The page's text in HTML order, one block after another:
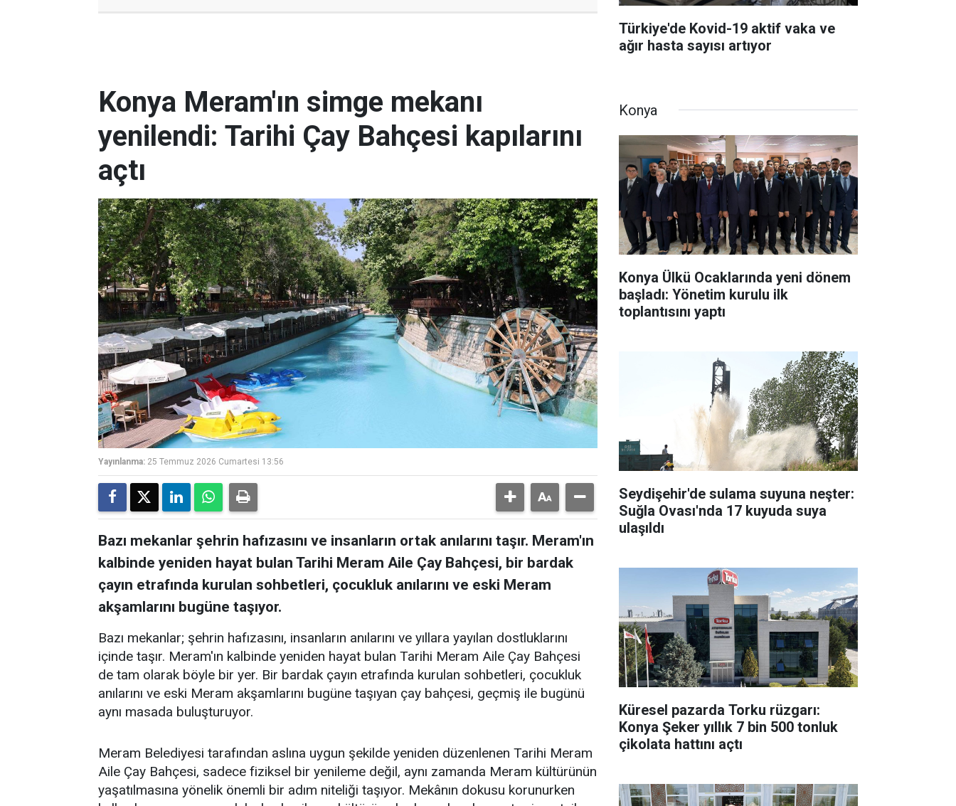
Türkiye'de Kovid-19 aktif vaka ve
ağır hasta sayısı artıyor
Konya Meram'ın simge mekanı
yenilendi: Tarihi Çay Bahçesi kapılarını
açtı
Yayınlanma: 25 Temmuz 2026 Cumartesi 13:56
Bazı mekanlar şehrin hafızasını ve insanların ortak anılarını taşır. Meram'ın
kalbinde yeniden hayat bulan Tarihi Meram Aile Çay Bahçesi, bir bardak
çayın etrafında kurulan sohbetleri, çocukluk anılarını ve eski Meram
akşamlarını bugüne taşıyor.
Bazı mekanlar; şehrin hafızasını, insanların anılarını ve yıllara yayılan dostluklarını
içinde taşır. Meram'ın kalbinde yeniden hayat bulan Tarihi Meram Aile Çay Bahçesi
de tam olarak böyle bir yer. Bir bardak çayın etrafında kurulan sohbetleri, çocukluk
anılarını ve eski Meram akşamlarını bugüne taşıyan çay bahçesi, geçmiş ile bugünü
aynı masada buluşturuyor.
Meram Belediyesi tarafından aslına uygun şekilde yeniden düzenlenen Tarihi Meram
Aile Çay Bahçesi, sadece fiziksel bir yenileme değil, aynı zamanda Meram kültürünün
yaşatılmasına yönelik önemli bir adım niteliği taşıyor. Mekânın dokusu korunurken
Konya
Konya Ülkü Ocaklarında yeni dönem
başladı: Yönetim kurulu ilk
toplantısını yaptı
Seydişehir'de sulama suyuna neşter:
Suğla Ovası'nda 17 kuyuda suya
ulaşıldı
Küresel pazarda Torku rüzgarı:
Konya Şeker yıllık 7 bin 500 tonluk
çikolata hattını açtı